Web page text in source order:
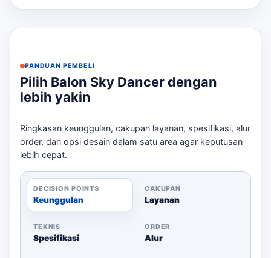
promosi Anda.
Estimasi Produksi:
waktu 5-10 hari kerja, jadi pastikan untuk
memesan lebih awal.
Checklist Sebelum Memesan
Berikut adalah beberapa hal yang perlu Anda perhatikan
sebelum memesan balon sky dancer:
Pastikan lokasi pemasangan memiliki ruang
yang cukup untuk tinggi balon.
Cek ketersediaan sumber listrik atau
pertimbangkan opsi generator jika lokasi tidak
PANDUAN PEMBELI
Pilih Balon Sky Dancer dengan
lebih yakin
Ringkasan keunggulan, cakupan layanan, spesifikasi, alur
order, dan opsi desain dalam satu area agar keputusan
lebih cepat.
DECISION POINTS
Keunggulan
CAKUPAN
Layanan
TEKNIS
Spesifikasi
ORDER
Alur